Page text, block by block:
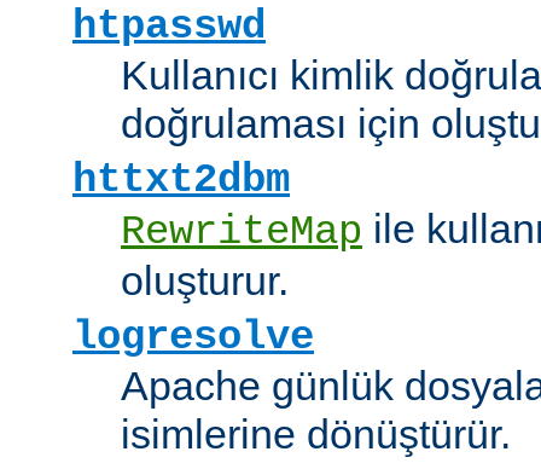
htpasswd
Kullanıcı kimlik
doğrulaması için
httxt2dbm
RewriteMap ile
oluşturur.
logresolve
Apache günlük
isimlerine dönüştürür.